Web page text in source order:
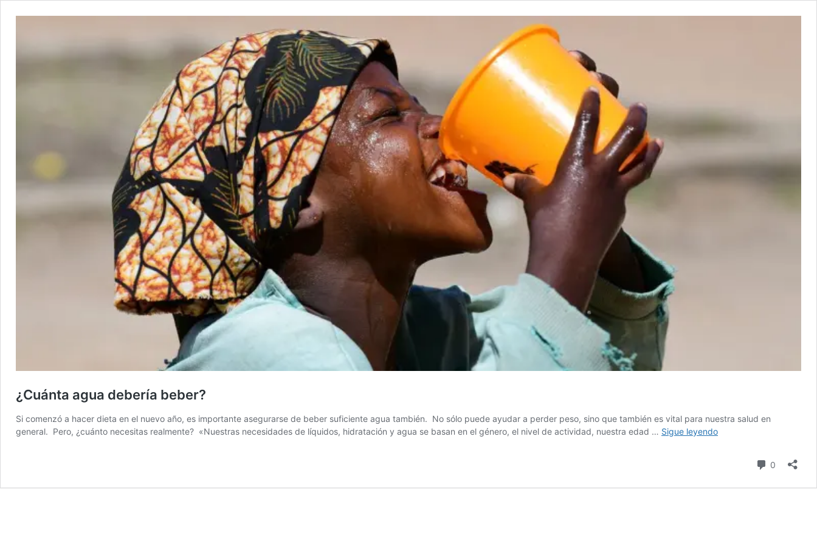
¿Cuánta agua debería beber?
Si comenzó a hacer dieta en el nuevo año, es importante asegurarse de beber suficiente agua también. No sólo puede ayudar a perder peso, sino que también es vital para nuestra salud en
general. Pero, ¿cuánto necesitas realmente? «Nuestras necesidades de líquidos, hidratación y agua se basan en el género, el nivel de actividad, nuestra edad … Sigue leyendo¿Cuánta
0